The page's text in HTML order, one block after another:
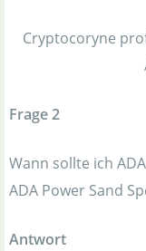
Cryptocoryne
Frage 2
Wann sollte ich
ADA Power Sand
Antwort